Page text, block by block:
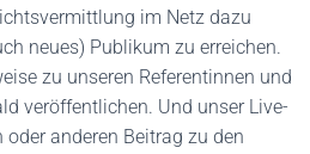
im Netz dazu
neues) Publikum zu erreichen.
zu unseren Referentinnen und
veröffentlichen. Und unser Live-
anderen Beitrag zu den